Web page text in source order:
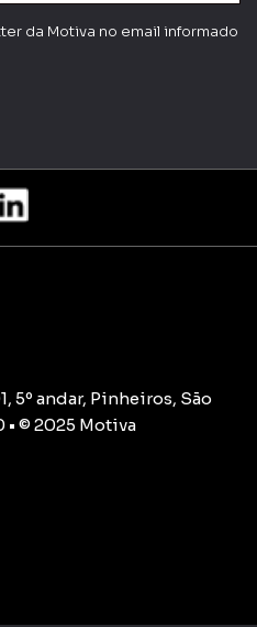
da Motiva no email informado
5º andar, Pinheiros, São
• © 2025 Motiva